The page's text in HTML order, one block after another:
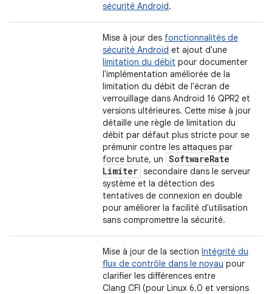
sécurité Android.
Mise à jour des fonctionnalités de
sécurité Android et ajout d'une
limitation du débit pour documenter
l'implémentation améliorée de la
limitation du débit de l'écran de
verrouillage dans Android 16 QPR2 et
versions ultérieures. Cette mise à jour
détaille une règle de limitation du
débit par défaut plus stricte pour se
prémunir contre les attaques par
force brute, un SoftwareRate
Limiter secondaire dans le serveur
système et la détection des
tentatives de connexion en double
pour améliorer la facilité d'utilisation
sans compromettre la sécurité.
Mise à jour de la section Intégrité du
flux de contrôle dans le noyau pour
clarifier les différences entre
Clang CFI (pour Linux 6.0 et versions